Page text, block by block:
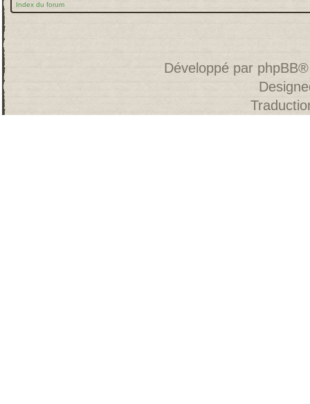
Index du forum
Développé par phpBB®